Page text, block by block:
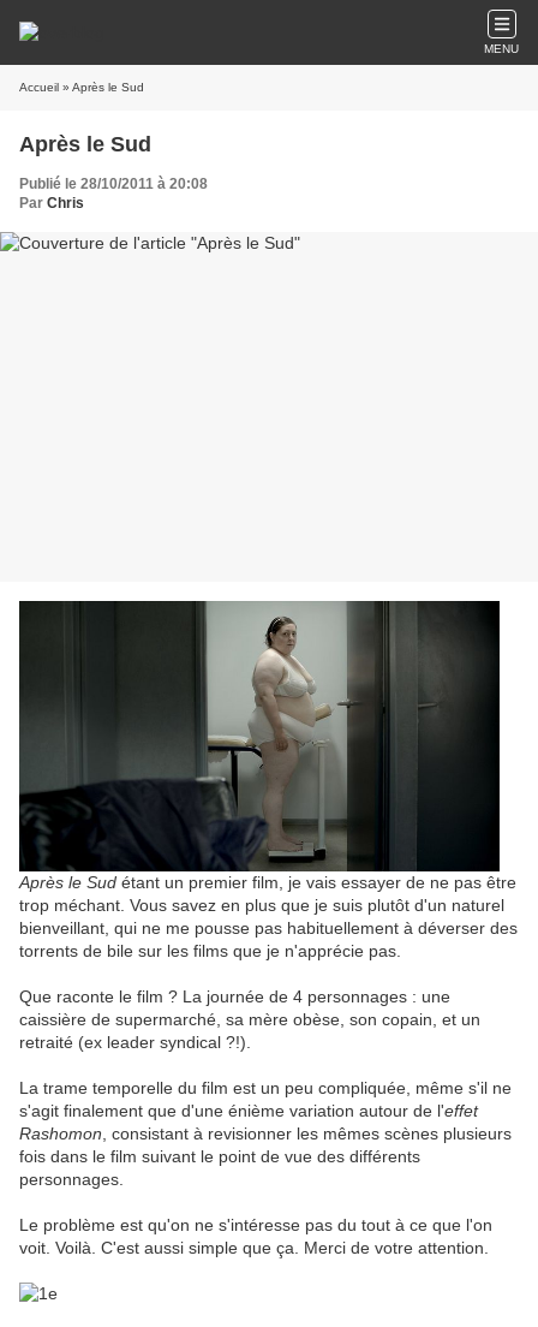
MENU
Accueil » Après le Sud
Après le Sud
Publié le 28/10/2011 à 20:08
Par Chris
Après le Sud étant un premier film, je vais essayer de ne pas être
trop méchant. Vous savez en plus que je suis plutôt d'un naturel
bienveillant, qui ne me pousse pas habituellement à déverser des
torrents de bile sur les films que je n'apprécie pas.
Que raconte le film ? La journée de 4 personnages : une
caissière de supermarché, sa mère obèse, son copain, et un
retraité (ex leader syndical ?!).
La trame temporelle du film est un peu compliquée, même s'il ne
s'agit finalement que d'une énième variation autour de l'effet
Rashomon, consistant à revisionner les mêmes scènes plusieurs
fois dans le film suivant le point de vue des différents
personnages.
Le problème est qu'on ne s'intéresse pas du tout à ce que l'on
voit. Voilà. C'est aussi simple que ça. Merci de votre attention.